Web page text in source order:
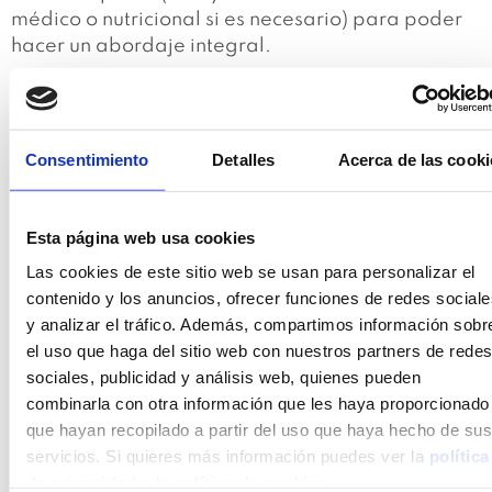
Consentimiento Detalles Acerca de las
Esta página web usa cookies
Las cookies de este sitio web se usan para personalizar el
contenido y los anuncios, ofrecer funciones de redes
y analizar el tráfico. Además, compartimos información
el uso que haga del sitio web con nuestros partners de redes
sociales, publicidad y análisis web, quienes pueden
combinarla con otra información que les haya proporcionado
que hayan recopilado a partir del uso que haya hecho de sus
servicios. Si quieres más información puedes ver la política
médico o nutricional si es necesario) para poder
hacer un abordaje integral.
NO LO DUDES MÁS Y SI ES TU CASO, PONTE
MANOS A LA OBRA Y ACABA CON LA
INCONTINENCIA DE GASES, NO DEJES QUE TU
TE ESTAMOS ESPERANDO.
¿Te ha gustado este contenido?
Si crees que puede interesar a otras personas,
¡compártelo!